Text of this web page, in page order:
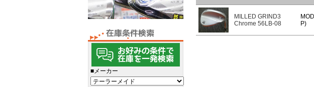
■メーカー
MILLED GRIND3
Chrome 56LB-08
P)